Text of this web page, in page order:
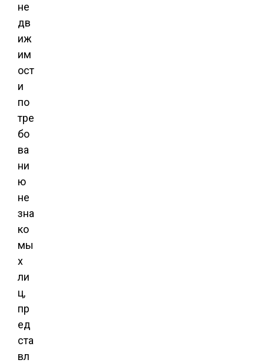
не
дв
иж
им
ост
и
по
тре
бо
ва
ни
ю
не
зна
ко
мы
х
ли
ц,
пр
ед
ста
вл